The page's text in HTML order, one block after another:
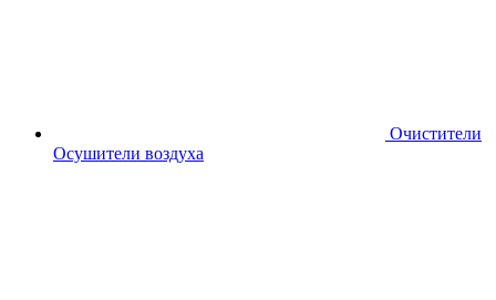
Очистители
Осушители воздуха